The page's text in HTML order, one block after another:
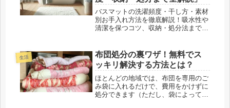
バスマットの洗濯頻度・干し方・素材
別お手入れ方法を徹底解説！吸水性や
清潔を保つコツ、収納・処分法まで丸
生活
布団処分の裏ワザ！無料でス
ッキリ解決する方法とは？
ほとんどの地域では、布団を専用のご
み袋に入れるだけで、費用をかけずに
処分できます（ただし、袋によっては